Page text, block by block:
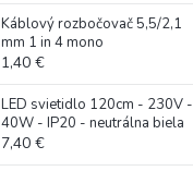
Káblový rozbočovač 5,5/2,1
mm 1 in 4 mono
1,40 €
LED svietidlo 120cm - 230V -
40W - IP20 - neutrálna biela
7,40 €